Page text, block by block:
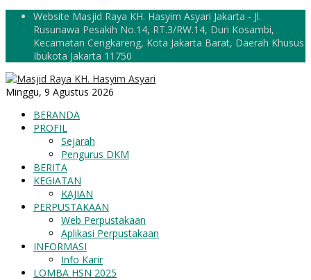
Website Masjid Raya KH. Hasyim Asyari Jakarta - Jl.
Rusunawa Pesakih No.14, RT.3/RW.14, Duri Kosambi,
Kecamatan Cengkareng, Kota Jakarta Barat, Daerah Khusus
Ibukota Jakarta 11750
Minggu, 9 Agustus 2026
BERANDA
PROFIL
Sejarah
Pengurus DKM
BERITA
KEGIATAN
KAJIAN
PERPUSTAKAAN
Web Perpustakaan
Aplikasi Perpustakaan
INFORMASI
Info Karir
LOMBA HSN 2025